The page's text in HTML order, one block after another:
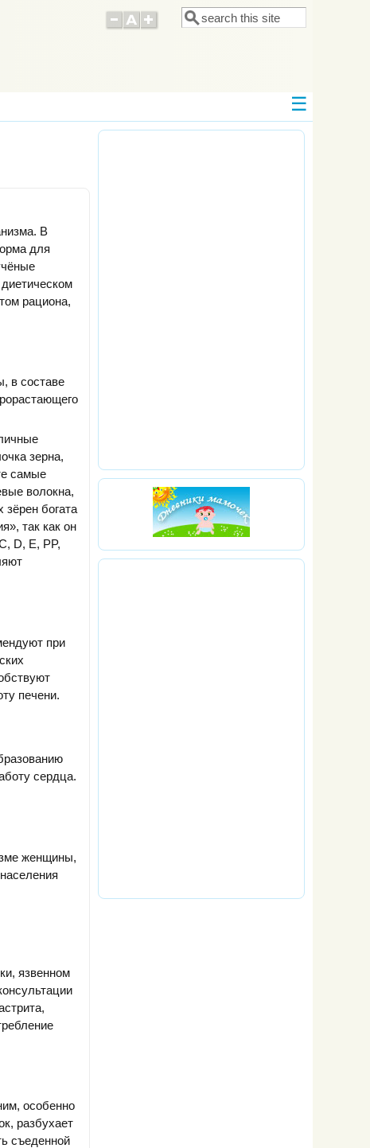
Форма поиска
Поиск
В
для
рациона,
в составе
зерна,
самые
волокна,
богата
так как он
D, E, PP,
при
печени.
сердца.
женщины,
язвенном
особенно
разбухает
съеденной